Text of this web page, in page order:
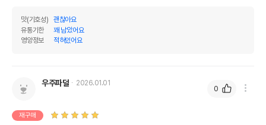
맛(기호성)
괜찮아요
유통기한
꽤 남았어요
영양정보
적혀있어요
우주파덜 2026.01.01
재구매
0